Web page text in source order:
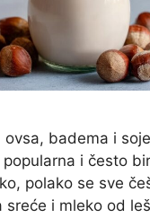
ovsa, badema i
i često
polako se sve
sreće i mleko od